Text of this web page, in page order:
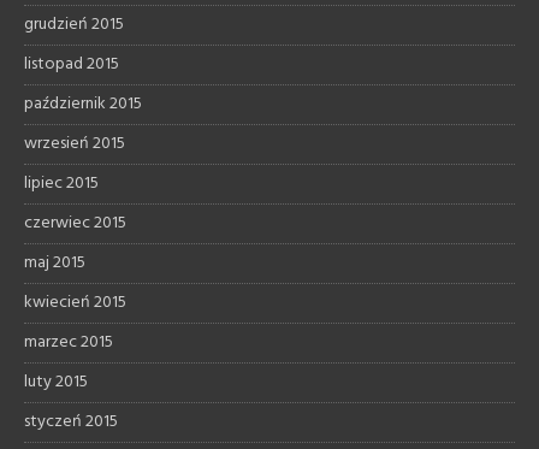
grudzień 2015
listopad 2015
październik 2015
wrzesień 2015
lipiec 2015
czerwiec 2015
maj 2015
kwiecień 2015
marzec 2015
luty 2015
styczeń 2015